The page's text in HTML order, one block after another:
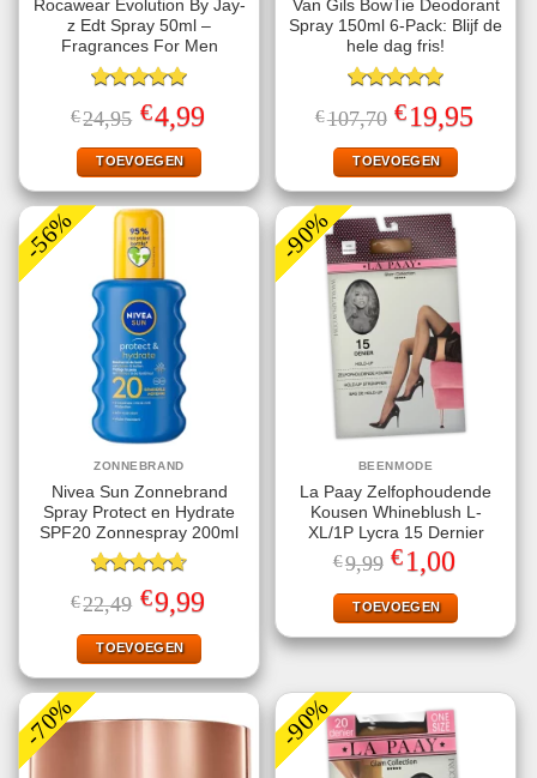
Rocawear Evolution By Jay-
z Edt Spray 50ml –
Fragrances For Men
Gewaardeerd
5.00uit 5
€24,95 Oorspronkelijke
prijs
was:
€24,95.
€4,99Huidige
prijs
TOEVOEGEN
Van Gils BowTie Deodorant
Spray 150ml 6-Pack: Blijf de
hele dag fris!
Gewaardeerd
5.00uit 5
€107,70 Oorspronkelijke
prijs
was:
€107,70.
€19,95
TOEVOEGEN
-56%
ZONNEBRAND
Nivea Sun Zonnebrand
Spray Protect en Hydrate
SPF20 Zonnespray 200ml
Gewaardeerd
4.67uit 5
€22,49 Oorspronkelijke
prijs
was:
€22,49.
€9,99Huidige
prijs
TOEVOEGEN
-90%
BEENMODE
La Paay Zelfophoudende
Kousen Whineblush L-
XL/1P Lycra 15 Dernier
€9,99 Oorspronkelijke
prijs
was:
€9,99.
€1,00
is:
€1,00.
TOEVOEGEN
-70% -90%